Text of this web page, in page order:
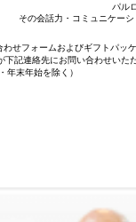
パル
その会話力・コミュニケー
せフォームおよびギフトパッ
下記連絡先にお問い合わせいた
末年始を除く）